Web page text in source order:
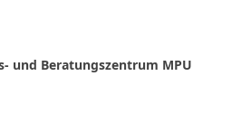
und Beratungszentrum MPU